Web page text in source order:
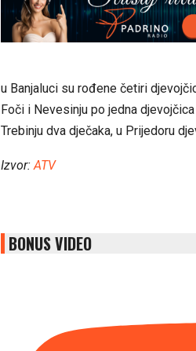
u Banjaluci su rođene četiri
Foči i Nevesinju po jedna
Trebinju dva dječaka, u Prijedoru
Izvor:ATV
BONUS VIDEO